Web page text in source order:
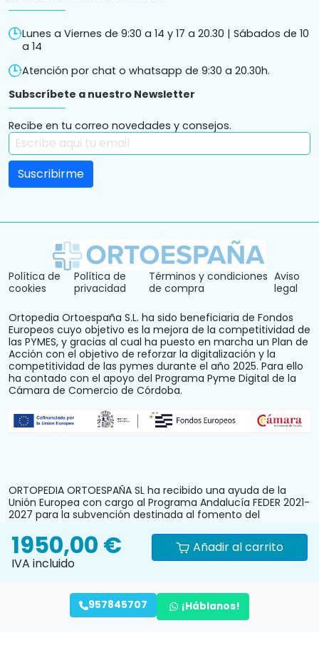
Lunes a Viernes de 9:30 a 14 y 17 a 20.30 | Sábados de 10
a 14
Atención por chat o whatsapp de 9:30 a 20.30h.
Subscríbete a nuestro Newsletter
Recibe en tu correo novedades y consejos.
Política de
cookies
Política de
privacidad
Términos y condiciones
de compra
Aviso
legal
Ortopedia Ortoespaña S.L. ha sido beneficiaria de Fondos
Europeos cuyo objetivo es la mejora de la competitividad de
las PYMES, y gracias al cual ha puesto en marcha un Plan de
Acción con el objetivo de reforzar la digitalización y la
competitividad de las pymes durante el año 2025. Para ello
ha contado con el apoyo del Programa Pyme Digital de la
Cámara de Comercio de Córdoba.
ORTOPEDIA ORTOESPAÑA SL ha recibido una ayuda de la
Unión Europea con cargo al Programa Andalucía FEDER 2021-
2027 para la subvención destinada al fomento del
personas trabajadoras autónomas y pymes comerciales y
artesanas, mediante la mejora del equipamiento
productivo, instalaciones u otros activos fijos (reforma y
1950,00 €
IVA incluido
Añadir al carrito
957845707 ¡Háblanos!